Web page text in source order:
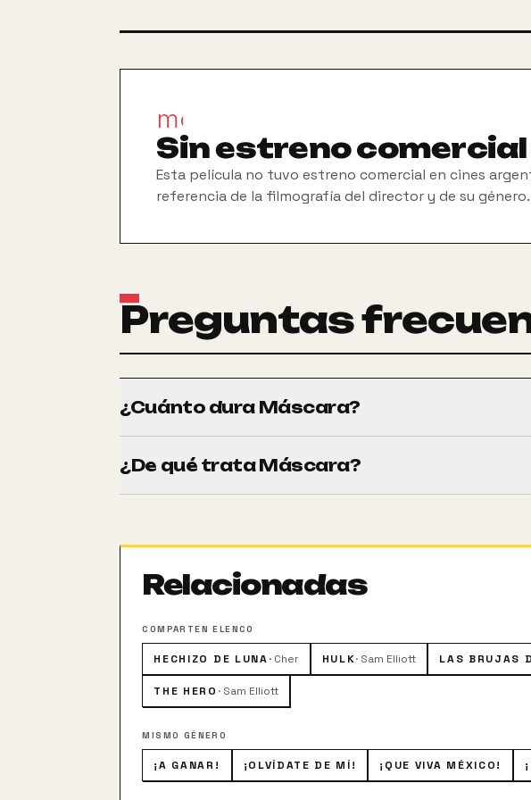
movie_filter
Sin estreno
Esta película no tuvo estreno comercial en cines
referencia de la filmografía del director y de su género.
Preguntas
¿Cuánto dura Máscara?
¿De qué trata Máscara?
cariñoso. Rusty tiene un estilo de vida salvaje a pesar de
que su hijo tenga las mismas oportunidades que cualquier
Relacionadas
COMPARTEN ELENCO
HECHIZO DE LUNA· Cher HULK· Sam Elliott LAS BRUJAS
THE HERO · Sam Elliott
MISMO GÉNERO
¡A GANAR! ¡OLVÍDATE DE MÍ! ¡QUE VIVA MÉXICO!